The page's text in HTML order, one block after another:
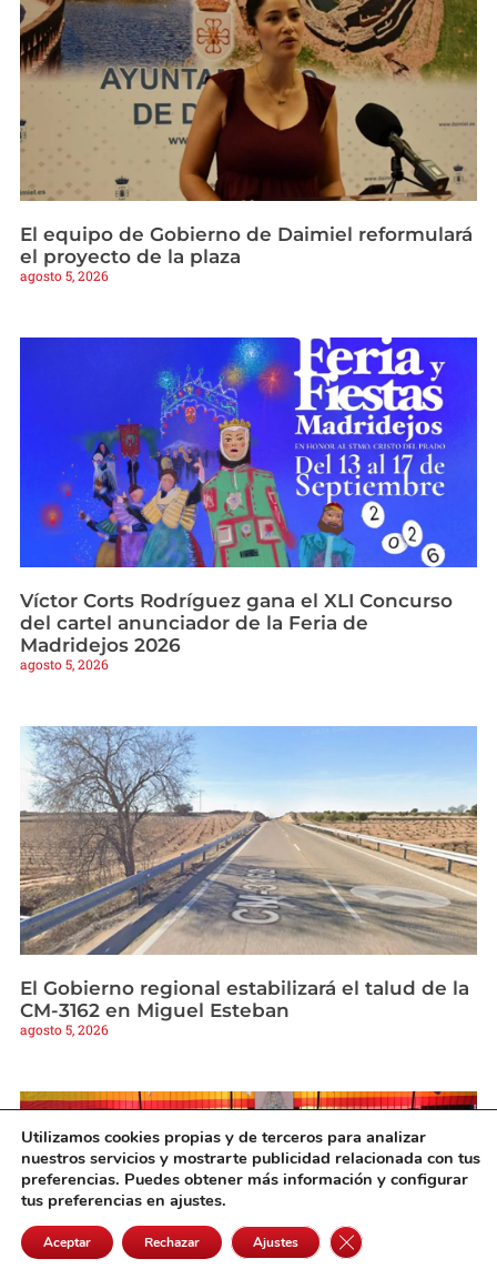
El equipo de Gobierno de Daimiel reformulará
el proyecto de la plaza
agosto 5, 2026
Víctor Corts Rodríguez gana el XLI Concurso
del cartel anunciador de la Feria de
Madridejos 2026
agosto 5, 2026
El Gobierno regional estabilizará el talud de la
CM-3162 en Miguel Esteban
agosto 5, 2026
Utilizamos cookies propias y de terceros para analizar
nuestros servicios y mostrarte publicidad relacionada con tus
preferencias. Puedes obtener más información y configurar
tus preferencias en ajustes.
Aceptar Rechazar Ajustes Cerrar el banner de